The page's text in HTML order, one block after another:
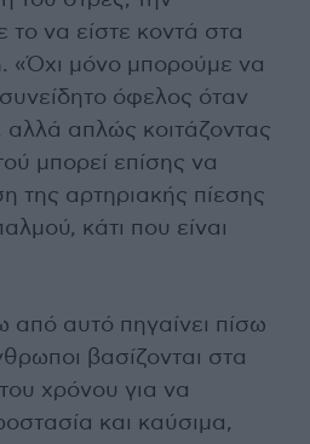
το να είστε κοντά στα
«Όχι μόνο μπορούμε να
όφελος όταν
αλλά απλώς κοιτάζοντας
μπορεί επίσης να
της αρτηριακής πίεσης
κάτι που είναι
από αυτό πηγαίνει πίσω
βασίζονται στα
χρόνου για να
και καύσιμα,